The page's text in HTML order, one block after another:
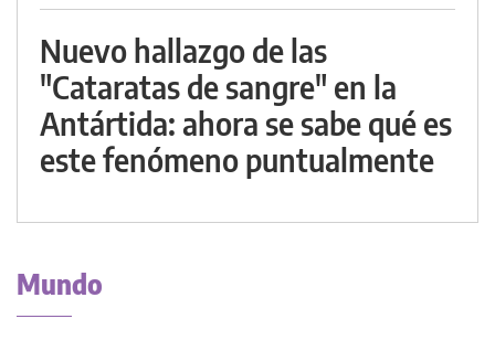
Nuevo hallazgo de las
"Cataratas de sangre" en la
Antártida: ahora se sabe qué es
este fenómeno puntualmente
Mundo